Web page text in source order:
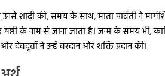
शादी की, समय के साथ, माता पार्वती ने
के नाम से जाना जाता है। जन्म के समय भी,
ने उन्हें वरदान और शक्ति प्रदान की।